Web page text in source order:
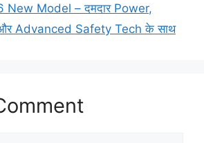
New Model – दमदार Power,
Advanced Safety Tech के साथ